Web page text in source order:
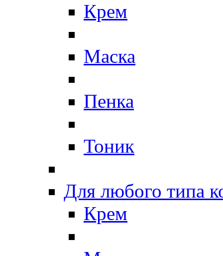
Крем
Маска
Пенка
Тоник
Для любого типа
Крем